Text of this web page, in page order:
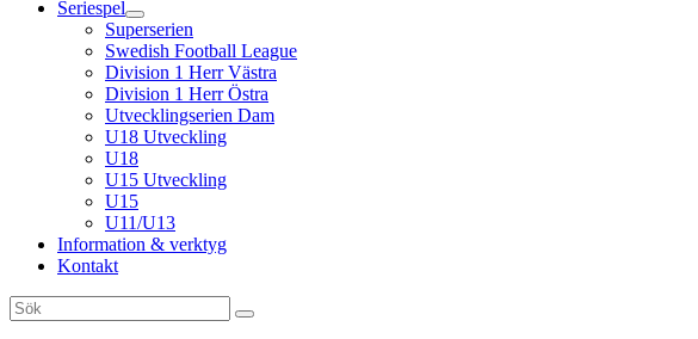
Seriespel
Superserien
Swedish Football League
Division 1 Herr Västra
Division 1 Herr Östra
Utvecklingserien Dam
U18 Utveckling
U18
U15 Utveckling
U15
U11/U13
Information & verktyg
Kontakt
Search
for: